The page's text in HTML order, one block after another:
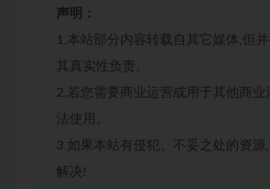
声明：
1.本站部分内容转载自其它媒体,但
其真实性负责。
2.若您需要商业运营或用于其他商
法使用。
3.如果本站有侵犯、不妥之处的资源
解决!